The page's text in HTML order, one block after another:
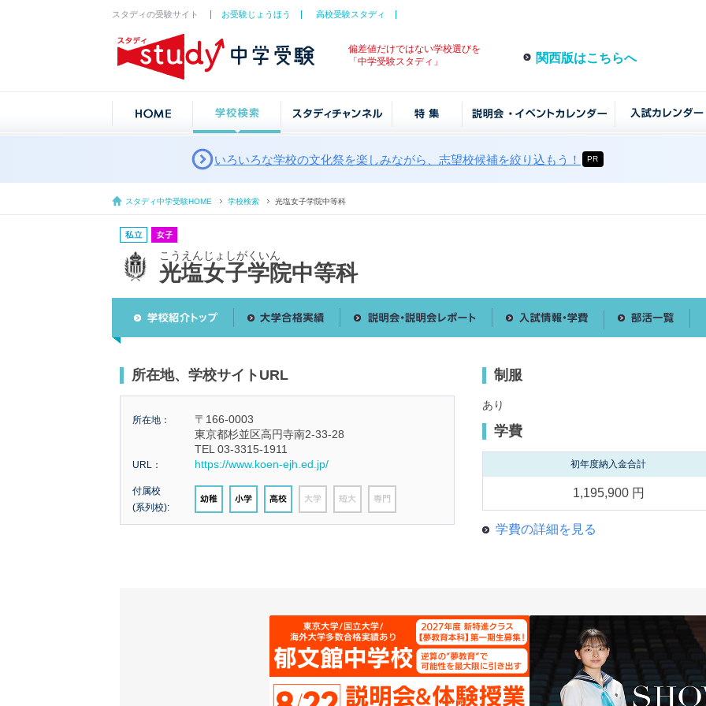
スタディの受験サイト お受験じょうほう 高校受験スタディ
偏差値だけではない学校選びを
「中学受験スタディ」
関西版はこちらへ
いろいろな学校の文化祭を楽しみながら、志望校候補を絞り込もう！ PR
スタディ中学受験HOME 学校検索 光塩女子学院中等科
こうえんじょしがくいん
光塩女子学院中等科
所在地、学校サイトURL
所在地：
〒166-0003
東京都杉並区高円寺南2-33-28
TEL 03-3315-1911
URL： https://www.koen-ejh.ed.jp/
付属校
(系列校):
制服
あり
学費
初年度納入金合計
1,195,900 円
学費の詳細を見る